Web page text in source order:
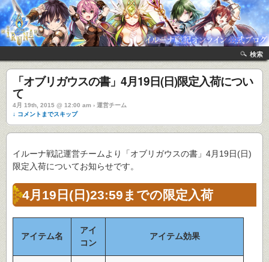
検索
「オブリガウスの書」4月19日(日)限定入荷につい
て
4月 19th, 2015 @ 12:00 am › 運営チーム
↓ コメントまでスキップ
イルーナ戦記運営チームより「オブリガウスの書」4月19日(日)
限定入荷についてお知らせです。
4月19日(日)23:59までの限定入荷
アイテム名
アイ
コン
アイテム効果